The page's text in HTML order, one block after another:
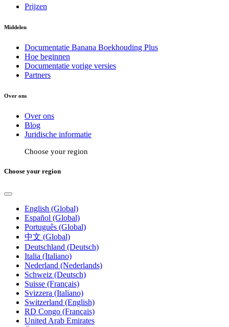
Prijzen
Middelen
Documentatie Banana Boekhouding Plus
Hoe beginnen
Documentatie vorige versies
Partners
Over ons
Over ons
Blog
Juridische informatie
Choose your region
Choose your region
English (Global)
Español (Global)
Português (Global)
中文 (Global)
Deutschland (Deutsch)
Italia (Italiano)
Nederland (Nederlands)
Schweiz (Deutsch)
Suisse (Français)
Svizzera (Italiano)
Switzerland (English)
RD Congo (Français)
United Arab Emirates